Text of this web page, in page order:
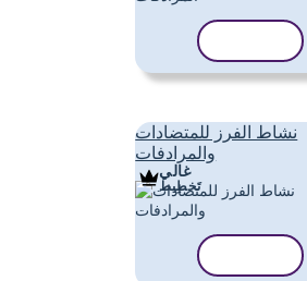
نشاط الفرز للمتضادات
والمرادفات
غالي
تَخطِيط